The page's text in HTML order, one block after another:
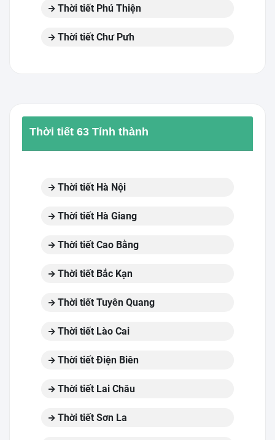
Thời tiết Phú Thiện
Thời tiết Chư Pưh
Thời tiết 63 Tỉnh thành
Thời tiết Hà Nội
Thời tiết Hà Giang
Thời tiết Cao Bằng
Thời tiết Bắc Kạn
Thời tiết Tuyên Quang
Thời tiết Lào Cai
Thời tiết Điện Biên
Thời tiết Lai Châu
Thời tiết Sơn La